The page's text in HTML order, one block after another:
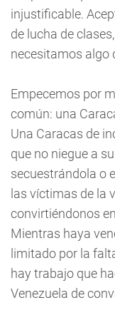
injustificable.
de lucha de
necesitamos algo
Empecemos por
común: una
Una Caracas de
que no niegue a
secuestrándola o
las víctimas de la
convirtiéndonos
Mientras haya
limitado por la
hay trabajo que
Venezuela de